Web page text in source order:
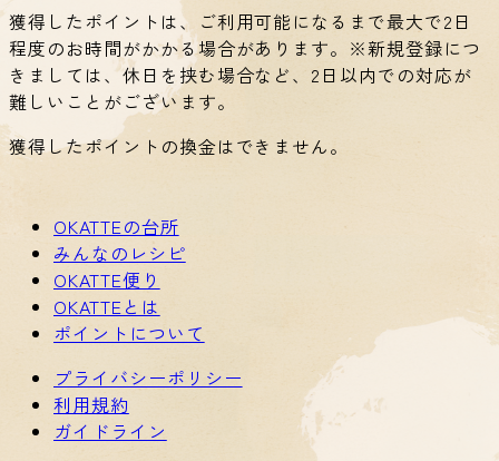
獲得したポイントは、ご利用可能になるまで最大で2日
程度のお時間がかかる場合があります。 ※新規登録につ
きましては、休日を挟む場合など、2日以内での対応が
難しいことがございます。
獲得したポイントの換金はできません。
OKATTEの台所
みんなのレシピ
OKATTE便り
OKATTEとは
ポイントについて
プライバシーポリシー
利用規約
ガイドライン